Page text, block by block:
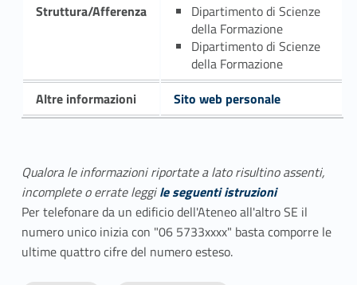
Struttura/Afferenza
Dipartimento di Scienze
della Formazione
Dipartimento di Scienze
della Formazione
Altre informazioni
Sito web personale
Qualora le informazioni riportate a lato risultino assenti,
incomplete o errate leggile seguenti istruzioni
Per telefonare da un edificio dell'Ateneo all'altro SE il
numero unico inizia con "06 5733xxxx" basta comporre le
ultime quattro cifre del numero esteso.